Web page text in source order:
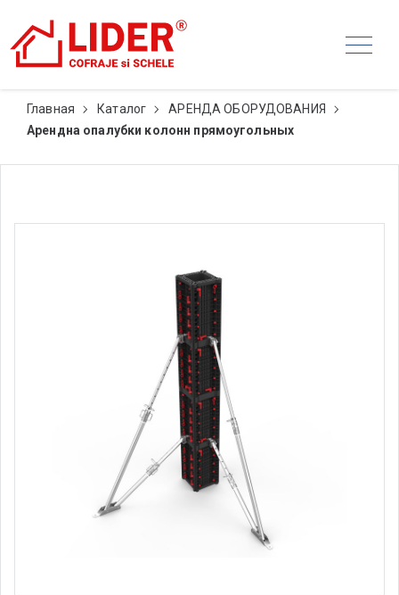
Главная Каталог
АРЕНДА ОБОРУДОВАНИЯ
Арендна опалубки колонн прямоугольных